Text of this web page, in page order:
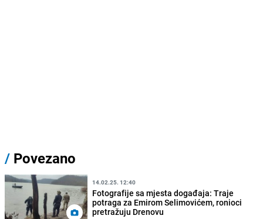
/ Povezano
14.02.25. 12:40
Fotografije sa mjesta događaja: Traje
potraga za Emirom Selimovićem, ronioci
pretražuju Drenovu